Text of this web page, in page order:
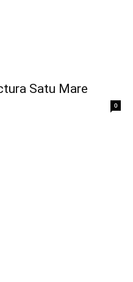
Satu Mare
0